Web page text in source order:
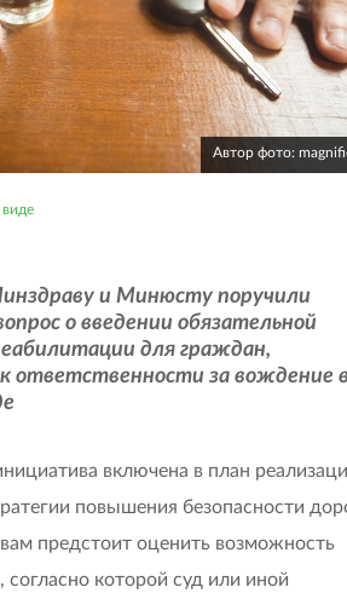
Автор фото:
и Минюсту поручили
о введении обязательной
для граждан,
ответственности за вождение
включена в план
повышения безопасности
предстоит оценить возможность
которой суд или иной